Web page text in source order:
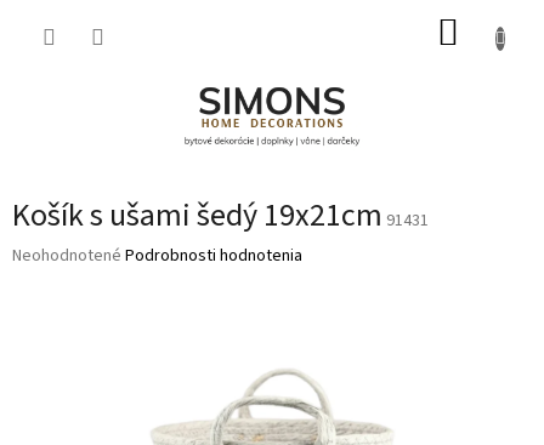
Košík s ušami šedý 19x21cm 91431
Priemerné
Neohodnotené Podrobnosti hodnotenia